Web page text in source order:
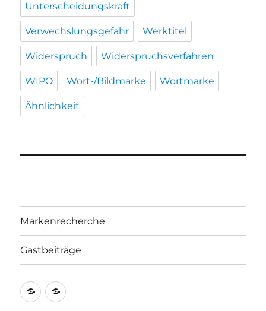
Unterscheidungskraft
Verwechslungsgefahr Werktitel
Widerspruch Widerspruchsverfahren
WIPO Wort-/Bildmarke Wortmarke
Ähnlichkeit
Markenrecherche
Gastbeiträge
Markenrecherche
Gastbeiträge